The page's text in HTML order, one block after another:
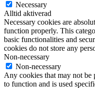
Necessary
Alltid aktiverad
Necessary cookies are
function properly. This
basic functionalities and
cookies do not store any
Non-necessary
Non-necessary
Any cookies that may not be
to function and is used